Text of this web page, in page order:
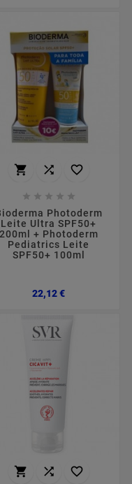
  
    
Photoderm
Leite Ultra SPF50+
200ml + Photoderm
Pediatrics Leite
SPF50+ 100ml
22,12 €Preço
  